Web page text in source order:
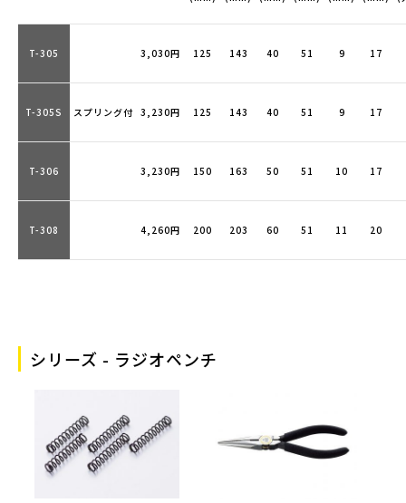
T-305 3,030円 125 143 40 51 9 17
T-305S スプリング付 3,230円 125 143 40 51 9 17
T-306 3,230円 150 163 50 51 10 17
T-308 4,260円 200 203 60 51 11 20
シリーズ - ラジオペンチ